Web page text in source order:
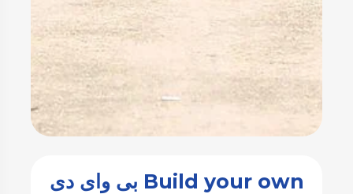
Build your own بى واى دى